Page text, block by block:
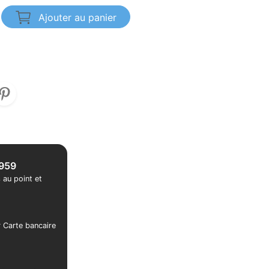
Ajouter au panier
au point et
Carte bancaire